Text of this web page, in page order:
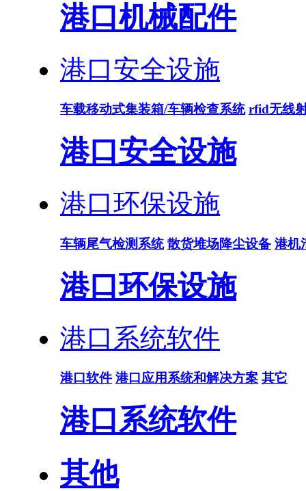
港口机械配件
港口安全设施
车载移动式集装箱/车辆检查系统 rfid无线
港口安全设施
港口环保设施
车辆尾气检测系统 散货堆场降尘设备 港机
港口环保设施
港口系统软件
港口软件 港口应用系统和解决方案 其它
港口系统软件
其他